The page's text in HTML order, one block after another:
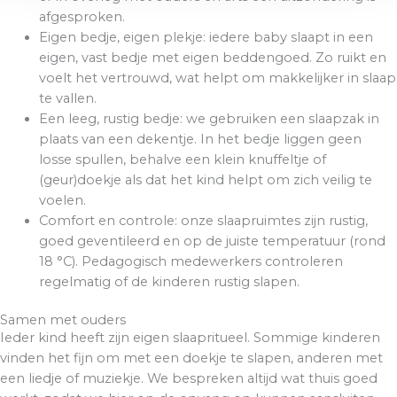
afgesproken.
Eigen bedje, eigen plekje: iedere baby slaapt in een
eigen, vast bedje met eigen beddengoed. Zo ruikt en
voelt het vertrouwd, wat helpt om makkelijker in slaap
te vallen.
Een leeg, rustig bedje: we gebruiken een slaapzak in
plaats van een dekentje. In het bedje liggen geen
losse spullen, behalve een klein knuffeltje of
(geur)doekje als dat het kind helpt om zich veilig te
voelen.
Comfort en controle: onze slaapruimtes zijn rustig,
goed geventileerd en op de juiste temperatuur (rond
18 °C). Pedagogisch medewerkers controleren
regelmatig of de kinderen rustig slapen.
Samen met ouders
Ieder kind heeft zijn eigen slaapritueel. Sommige kinderen
vinden het fijn om met een doekje te slapen, anderen met
een liedje of muziekje. We bespreken altijd wat thuis goed